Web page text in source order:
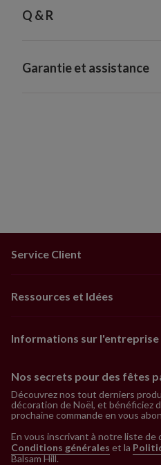
Chaque pièce fabriquée
présenter de légères
vous recommandons
Q & R
Garantie et assistance
Service Client
Ressources et Idées
Informations sur l'entreprise
Nos secrets pour des fêtes
Découvrez nos tout derniers
décoration de Noël, et bénéficiez
prochaine commande en vous
En vous inscrivant à notre liste de
Conditions générales et la
Balsam Hill.